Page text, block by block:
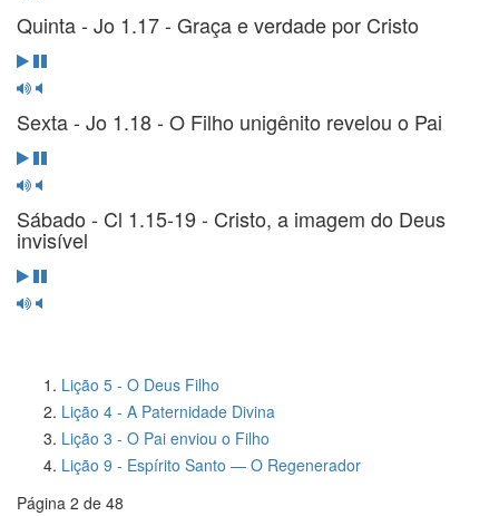
Quinta - Jo 1.17 - Graça e verdade por Cristo
Sexta - Jo 1.18 - O Filho unigênito revelou o Pai
Sábado - Cl 1.15-19 - Cristo, a imagem do Deus
invisível
Lição 5 - O Deus Filho
Lição 4 - A Paternidade Divina
Lição 3 - O Pai enviou o Filho
Lição 9 - Espírito Santo — O Regenerador
Página 2 de 48